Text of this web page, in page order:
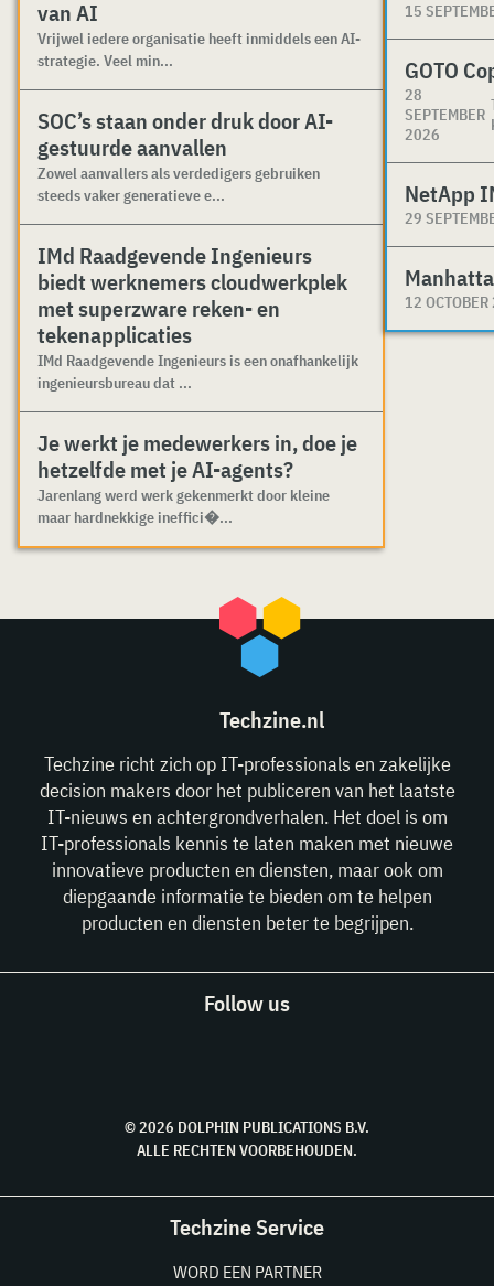
van AI
Vrijwel iedere organisatie heeft inmiddels een AI-
strategie. Veel min...
SOC’s staan onder druk door AI-
gestuurde aanvallen
Zowel aanvallers als verdedigers gebruiken
steeds vaker generatieve e...
IMd Raadgevende Ingenieurs
biedt werknemers cloudwerkplek
met superzware reken- en
tekenapplicaties
IMd Raadgevende Ingenieurs is een onafhankelijk
ingenieursbureau dat ...
Je werkt je medewerkers in, doe je
hetzelfde met je AI-agents?
Jarenlang werd werk gekenmerkt door kleine
maar hardnekkige ineffici�...
15
GOTO
28
SEPTEMBER
2026
NetApp
29
12
Techzine.nl
Techzine richt zich op IT-professionals en zakelijke
decision makers door het publiceren van het laatste
IT-nieuws en achtergrondverhalen. Het doel is om
IT-professionals kennis te laten maken met nieuwe
innovatieve producten en diensten, maar ook om
diepgaande informatie te bieden om te helpen
producten en diensten beter te begrijpen.
Follow us
© 2026 DOLPHIN PUBLICATIONS B.V.
ALLE RECHTEN VOORBEHOUDEN.
Techzine Service
WORD EEN PARTNER